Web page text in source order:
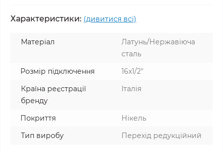
Характеристики: (дивитися всі)
Матеріал
Латунь/Нержавіюча
сталь
Розмір підключення
16x1/2"
Країна реєстрації
бренду
Італія
Покриття
Нікель
Тип виробу
Перехід редукційний